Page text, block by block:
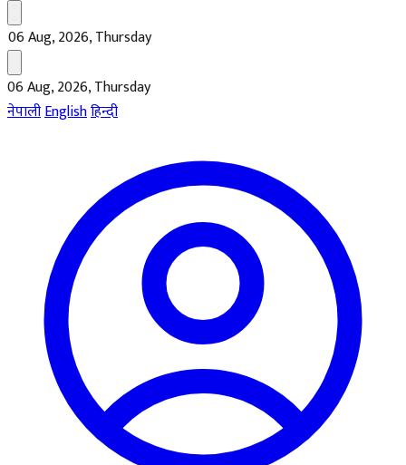
06 Aug, 2026, Thursday
06 Aug, 2026, Thursday
नेपालीEnglishहिन्दी